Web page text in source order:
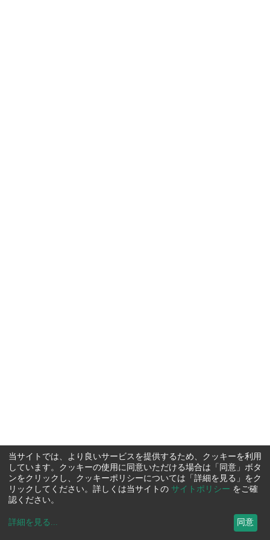
当サイトでは、より良いサービスを提供するため、クッキーを利用
しています。クッキーの使用に同意いただける場合は「同意」ボタ
ンをクリックし、クッキーポリシーについては「詳細を見る」をク
リックしてください。詳しくは当サイトの サイトポリシー をご確
認ください。
詳細を見る ... 同意